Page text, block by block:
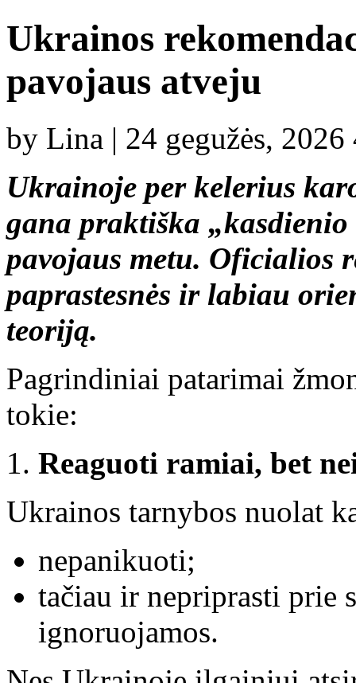
Ukrainos
pavojaus atveju
by Lina | 24 gegužės, 2026
Ukrainoje per kelerius
gana praktiška
pavojaus metu. Oficialios
paprastesnės ir labiau
teoriją.
Pagrindiniai patarimai
tokie:
Reaguoti ramiai, bet
Ukrainos tarnybos nuolat
nepanikuoti;
tačiau ir nepriprasti prie
ignoruojamos.